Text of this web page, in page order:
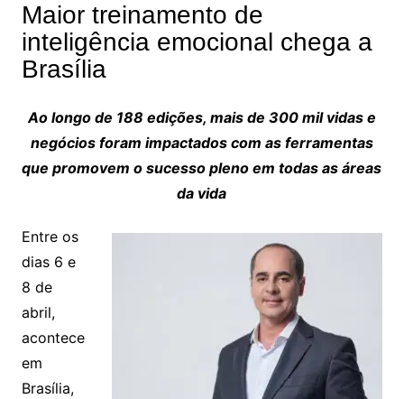
Maior treinamento de
inteligência emocional chega a
Brasília
Ao longo de 188 edições, mais de 300 mil vidas e
negócios foram impactados com as ferramentas
que promovem o sucesso pleno em todas as áreas
da vida
Entre os
dias 6 e
8 de
abril,
acontece
em
Brasília,